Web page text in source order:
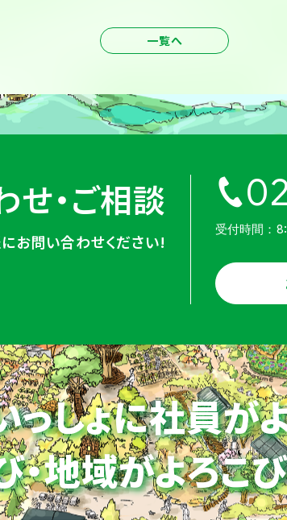
一覧へ
せ・ご相談
お問い合わせください!
受付時間：
っしょに社員が
地域がよろこび